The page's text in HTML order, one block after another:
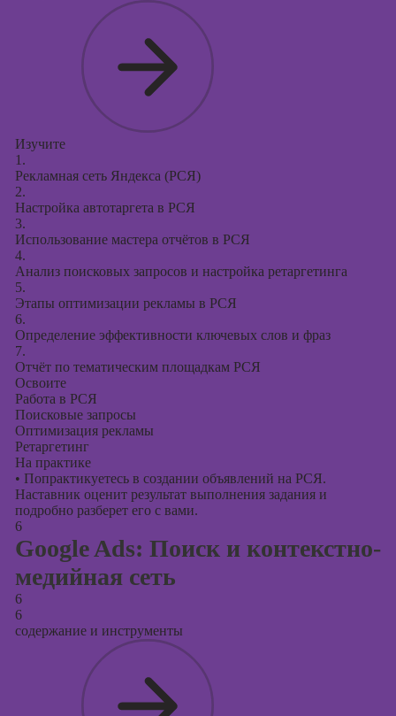
Изучите
1.
Рекламная сеть Яндекса (РСЯ)
2.
Настройка автотаргета в РСЯ
3.
Использование мастера отчётов в РСЯ
4.
Анализ поисковых запросов и настройка ретаргетинга
5.
Этапы оптимизации рекламы в РСЯ
6.
Определение эффективности ключевых слов и фраз
7.
Отчёт по тематическим площадкам РСЯ
Освоите
Работа в РСЯ
Поисковые запросы
Оптимизация рекламы
Ретаргетинг
На практике
• Попрактикуетесь в создании объявлений на РСЯ.
Наставник оценит результат выполнения задания и
подробно разберет его с вами.
6
Google Ads: Поиск и контекстно-
медийная сеть
6
6
содержание и инструменты